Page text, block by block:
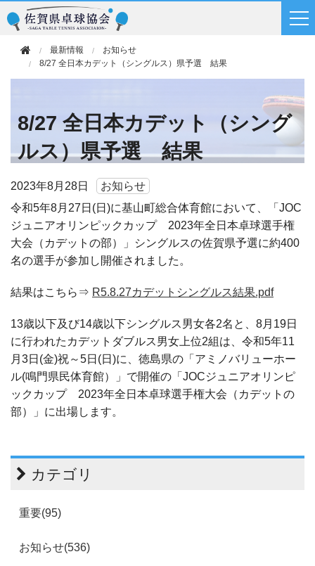
最新情報
お知らせ
8/27 全日本カデット（シングルス）県予選 結果
8/27 全日本カデット（シング
ルス）県予選 結果
2023年8月28日
お知らせ
令和5年8月27日(日)に基山町総合体育館において、「JOC
ジュニアオリンピックカップ 2023年全日本卓球選手権
大会（カデットの部）」シングルスの佐賀県予選に約400
名の選手が参加し開催されました。
結果はこちら⇒ R5.8.27カデットシングルス結果.pdf
13歳以下及び14歳以下シングルス男女各2名と、8月19日
に行われたカデットダブルス男女上位2組は、令和5年11
月3日(金)祝～5日(日)に、徳島県の「アミノバリューホー
ル(鳴門県民体育館）」で開催の「JOCジュニアオリンピ
ックカップ 2023年全日本卓球選手権大会（カデットの
部）」に出場します。
カテゴリ
重要(95)
お知らせ(536)